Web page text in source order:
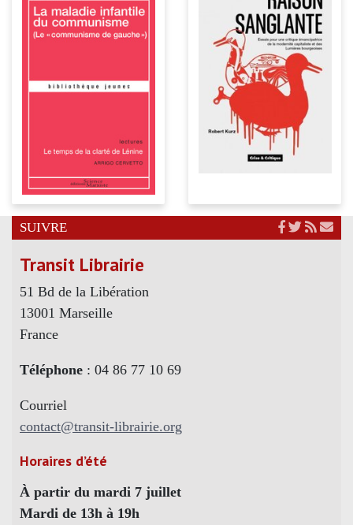
SUIVRE
Transit Librairie
51 Bd de la Libération
13001 Marseille
France
Téléphone : 04 86 77 10 69
Courriel
contact@transit-librairie.org
Horaires d’été
À partir du mardi 7 juillet
Mardi de 13h à 19h